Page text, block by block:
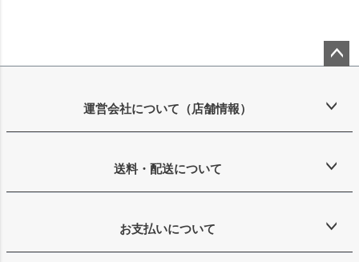
ップ
運営会社について（店舗情報）
送料・配送について
お支払いについて